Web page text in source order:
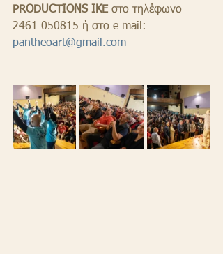
PRODUCTIONS IKE στο τηλέφωνο
2461 050815 ή στο e mail:
pantheoart@gmail.com